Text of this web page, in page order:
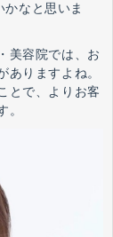
なと思いま
美容院では、お
りますよね。
とで、よりお客
。